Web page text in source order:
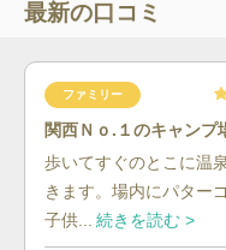
最新の口コミ
ファミリー
関西Ｎｏ.１のキャンプ
歩いてすぐのとこに温
きます。場内にパター
子供...
続きを読む >